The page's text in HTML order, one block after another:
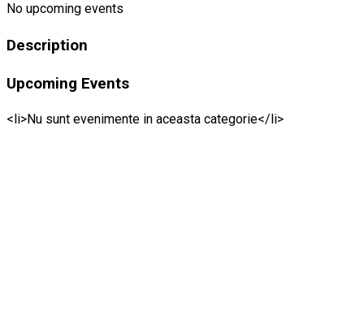
No upcoming events
Description
Upcoming Events
<li>Nu sunt evenimente in aceasta categorie</li>